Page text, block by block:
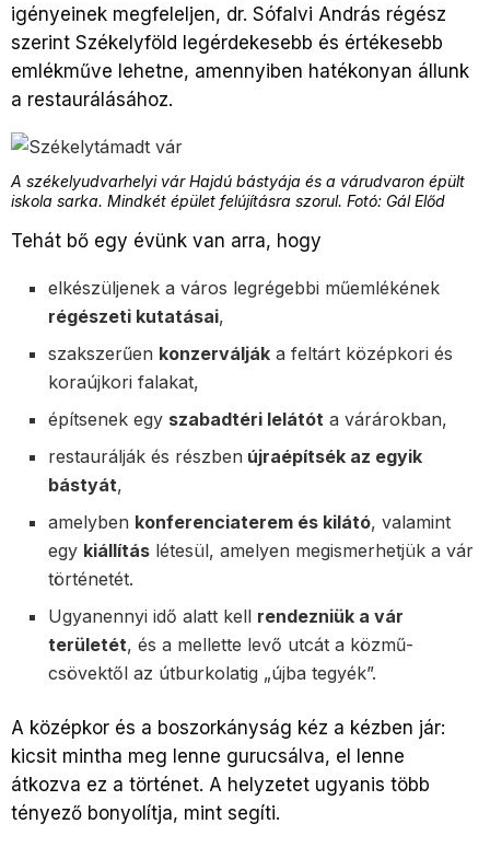
igényeinek megfeleljen, dr. Sófalvi András régész
szerint Székelyföld legérdekesebb és értékesebb
emlékműve lehetne, amennyiben hatékonyan állunk
a restaurálásához.
A székelyudvarhelyi vár Hajdú bástyája és a várudvaron épült
iskola sarka. Mindkét épület felújításra szorul. Fotó: Gál Előd
Tehát bő egy évünk van arra, hogy
elkészüljenek a város legrégebbi műemlékének
régészeti kutatásai,
szakszerűen konzerválják a feltárt középkori és
koraújkori falakat,
építsenek egy szabadtéri lelátót a várárokban,
restaurálják és részben újraépítsék az egyik
bástyát,
amelyben konferenciaterem és kilátó, valamint
egy kiállítás létesül, amelyen megismerhetjük a vár
történetét.
Ugyanennyi idő alatt kell rendezniük a vár
területét, és a mellette levő utcát a közmű-
csövektől az útburkolatig „újba tegyék”.
A középkor és a boszorkányság kéz a kézben jár:
kicsit mintha meg lenne gurucsálva, el lenne
átkozva ez a történet. A helyzetet ugyanis több
tényező bonyolítja, mint segíti.